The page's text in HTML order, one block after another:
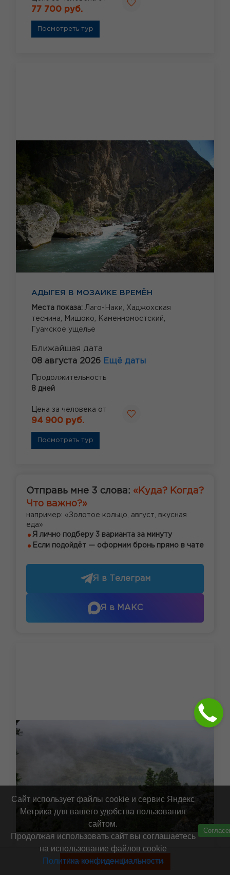
77 700 руб.
Посмотреть тур
АДЫГЕЯ В МОЗАИКЕ ВРЕМЁН
Места показа: Лаго-Наки, Хаджохская
теснина,
Мишоко,
Каменномостский,
Гуамское ущелье
Ближайшая дата
08 августа 2026 Ещё даты
Продолжительность
8 дней
Цена за человека от
94 900 руб.
Посмотреть тур
Отправь мне 3 слова: «Куда? Когда?
Что важно?»
например: «Золотое кольцо, август, вкусная
еда»
Я лично подберу 3 варианта за минуту
Если подойдёт — оформим бронь прямо в чате
Я в Телеграм
Я в МАКС
ДРАЙВ КАВКАЗА: МУЛЬТИАКТИВ В
АДЫГЕЕ
Смотреть туры без билетов
Сайт использует файлы cookie и сервис Яндекс
Метрика для вашего удобства пользования
сайтом.
Продолжая использовать сайт вы соглашаетесь
на использование файлов cookie
Политика конфиденциальности